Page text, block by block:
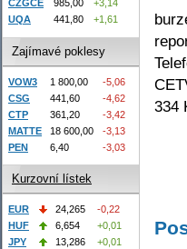
334
CZGCE
985,00
+3,14
UQA
441,80 +1,61
Zajímavé poklesy
VOW3 1 800,00
-5,06
CSG
441,60
-4,62
CTP
361,20
-3,42
MATTE
18 600,00
-3,13
PEN
6,40 -3,03
Kurzovní lístek
EUR 24,265
-0,22
HUF
6,654
+0,01
JPY
13,286
+0,01